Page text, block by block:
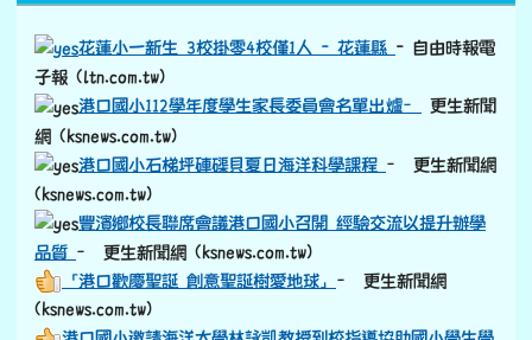
子報 (ltn.com.tw)
港口國小112學年度學生家長委員會名單出爐–
網 (ksnews.com.tw)
港口國小石梯坪硨磲貝夏日海洋科學課程
(ksnews.com.tw)
豐濱鄉校長聯席會議港口國小召開 經驗交流以提升辦學
品質– 更生新聞網 (ksnews.com.tw)
「港口歡慶聖誕 創意聖誕樹愛地球」
(ksnews.com.tw)
港口國小邀請海洋大學林詠凱教授到校指導協助國小學生學